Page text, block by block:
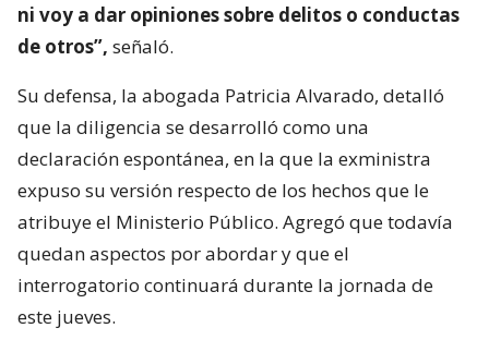
ni voy a dar opiniones sobre delitos o conductas
de otros”, señaló.
Su defensa, la abogada Patricia Alvarado, detalló
que la diligencia se desarrolló como una
declaración espontánea, en la que la exministra
expuso su versión respecto de los hechos que le
atribuye el Ministerio Público. Agregó que todavía
quedan aspectos por abordar y que el
interrogatorio continuará durante la jornada de
este jueves.